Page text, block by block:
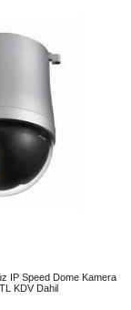
IP Speed Dome Kamera
KDV Dahil